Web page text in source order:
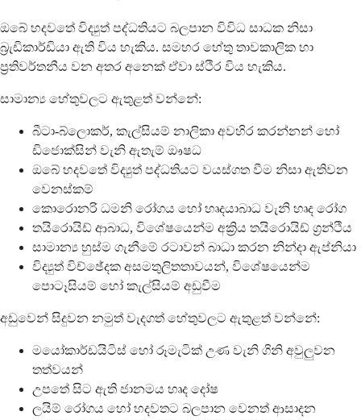
ඔබේ හදවතේ විද්‍යුත් පද්ධතියට බලපාන විවිධ සාධක නිසා
බ්‍රැඩිකාර්ඩියා ඇති විය හැකිය. සමහර හේතු තාවකාලික හා
ප්‍රතිවර්තනීය වන අතර අනෙක් ඒවා ස්ථිර විය හැකිය.
සාමාන්‍ය හේතුවලට ඇතුළත් වන්නේ:
බීටා-බ්ලොකර්, කැල්සියම් නාලිකා අවහිර කරන්නන් හෝ
ඩිජොක්සින් වැනි ඇතැම් ඖෂධ
ඔබේ හදවතේ විද්‍යුත් පද්ධතියට වයස්ගත වීම නිසා ඇතිවන
වෙනස්කම්
කොරොනරි ධමනි රෝගය හෝ හෘදයාබාධ වැනි හෘද රෝග
තයිරොයිඩ් ආබාධ, විශේෂයෙන්ම අක්‍රිය තයිරොයිඩ් ග්‍රන්ථිය
සාමාන්‍ය හුස්ම ගැනීමේ රටාවන් බාධා කරන නින්දා ඇප්නියා
විද්‍යුත් විච්ඡේදක අසමතුලිතතාවයන්, විශේෂයෙන්ම
පොටෑසියම් හෝ කැල්සියම් අඩුවීම
අඩුවෙන් සිදුවන නමුත් වැදගත් හේතුවලට ඇතුළත් වන්නේ:
මයෝකාර්ඩයිටිස් හෝ රූමැටික් උණ වැනි ගිනි අවුලුවන
තත්වයන්
උපතේ සිට ඇති ජානමය හෘද දෝෂ
ලයිම් රෝගය හෝ හදවතට බලපාන වෙනත් ආසාදන